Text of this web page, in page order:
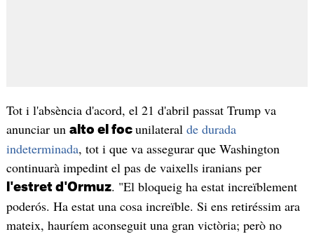
Tot i l'absència d'acord, el 21 d'abril passat Trump va
anunciar un alto el foc unilateral de durada
indeterminada, tot i que va assegurar que Washington
continuarà impedint el pas de vaixells iranians per
l'estret d'Ormuz. "El bloqueig ha estat increïblement
poderós. Ha estat una cosa increïble. Si ens retiréssim ara
mateix, hauríem aconseguit una gran victòria; però no